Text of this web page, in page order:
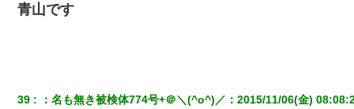
青山です
39 ：名も無き被検体774号+＠＼(^o^)／ ：2015/11/06(金)